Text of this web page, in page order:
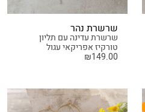
שרשרת נהר
שרשרת עדינה עם תליון
טורקיז אפריקאי עגול
₪149.00